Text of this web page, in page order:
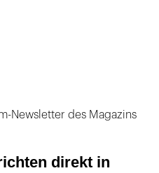
Newsletter des Magazins
direkt in